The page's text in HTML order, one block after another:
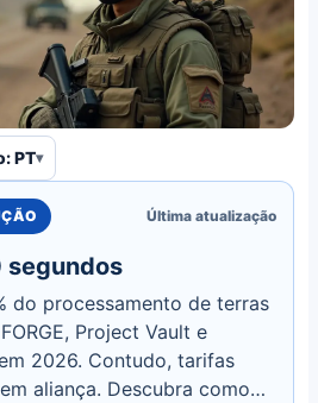
PT
Última atualização
segundos
do processamento de terras
Project Vault e
2026. Contudo, tarifas
aliança. Descubra como